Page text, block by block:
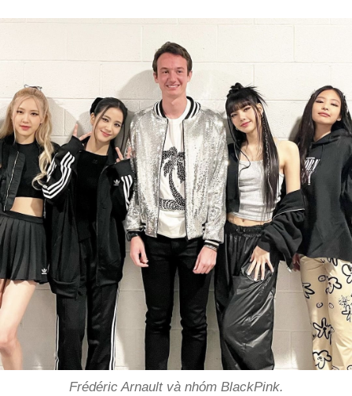
Frédéric Arnault và nhóm BlackPink.